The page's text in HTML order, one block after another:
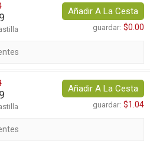
Añadir A La Cesta
guardar: $0.00
Añadir A La Cesta
guardar: $1.04